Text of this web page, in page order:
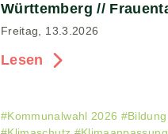
Württemberg //
Freitag, 13.3.2026
Lesen
#Kommunalwahl 2026 #Bildung